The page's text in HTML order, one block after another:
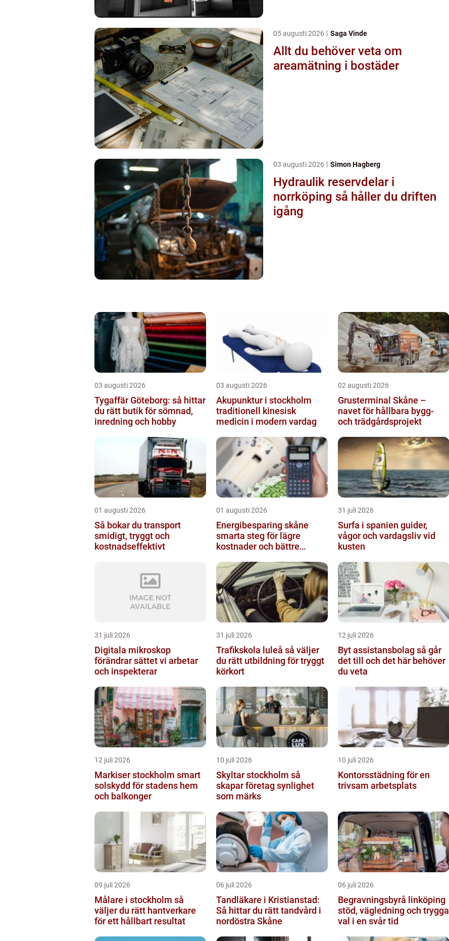
05 augusti 2026 Saga Vinde
Allt du behöver veta om
areamätning i bostäder
03 augusti 2026 Simon Hagberg
Hydraulik reservdelar i
norrköping så håller du driften
igång
03 augusti 2026
Tygaffär Göteborg: så hittar
du rätt butik för sömnad,
inredning och hobby
03 augusti 2026
Akupunktur i stockholm
traditionell kinesisk
medicin i modern vardag
02 augusti 2026
Grusterminal Skåne –
navet för hållbara bygg-
och trädgårdsprojekt
01 augusti 2026
Så bokar du transport
smidigt, tryggt och
kostnadseffektivt
01 augusti 2026
Energibesparing skåne
smarta steg för lägre
kostnader och bättre
31 juli 2026
Surfa i spanien guider,
vågor och vardagsliv vid
kusten
31 juli 2026
Digitala mikroskop
förändrar sättet vi arbetar
och inspekterar
31 juli 2026
Trafikskola luleå så väljer
du rätt utbildning för tryggt
körkort
12 juli 2026
Byt assistansbolag så går
det till och det här behöver
du veta
12 juli 2026
Markiser stockholm smart
solskydd för stadens hem
och balkonger
10 juli 2026
Skyltar stockholm så
skapar företag synlighet
som märks
10 juli 2026
Kontorsstädning för en
trivsam arbetsplats
09 juli 2026
Målare i stockholm så
väljer du rätt hantverkare
för ett hållbart resultat
06 juli 2026
Tandläkare i Kristianstad:
Så hittar du rätt tandvård i
nordöstra Skåne
06 juli 2026
Begravningsbyrå linköping
stöd, vägledning och trygga
val i en svår tid